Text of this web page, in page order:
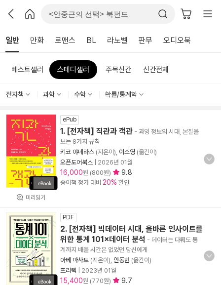
일반 만화 로맨스 BL 라노벨 판무 오디오북
베스트셀러 스테디셀러 주목신간 신간전체
전자책 과학 수학 확률/통계학
미리읽기
ePub
1. [전자책] 직관과 객관 - 과잉 정보의 시대, 본질을
보는 8가지 규칙
키코 야네라스 (지은이), 이소영 (옮긴이)
오픈도어북스
2026년 01월
16,000원 (800원) 9.8
종이책 정가 대비 20% 할인
PDF
2. [전자책] 빅데이터 시대, 올바른 인사이트를
위한 통계 101×데이터 분석 - 데이터는 다뤄도 통
계까지 배울 시간은 없었던 당신에게
아베 마사토 (지은이), 안동현 (옮긴이)
프리렉
2023년 01월
15,400원 (770원) 9.7